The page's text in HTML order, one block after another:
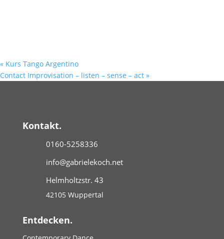
« Kurs Tango Argentino
Contact Improvisation – listen – sense – act »
Kontakt.
0160-5258336
info@gabrielekoch.net
Helmholtzstr. 43
42105 Wuppertal
Entdecken.